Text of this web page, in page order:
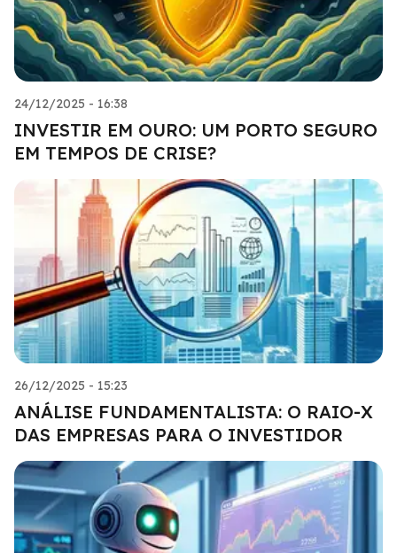
24/12/2025 - 16:38
INVESTIR EM OURO: UM PORTO SEGURO
EM TEMPOS DE CRISE?
26/12/2025 - 15:23
ANÁLISE FUNDAMENTALISTA: O RAIO-X
DAS EMPRESAS PARA O INVESTIDOR